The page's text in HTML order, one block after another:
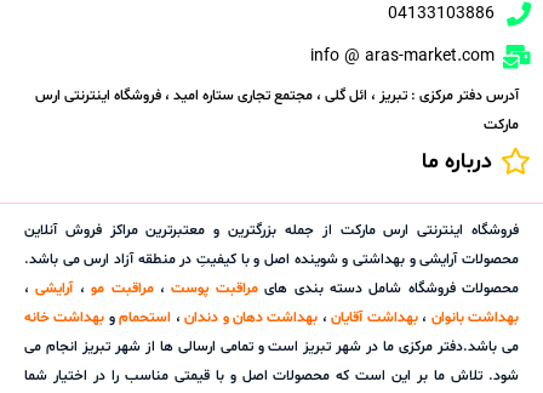
04133103886
info @ aras-market.com
آدرس دفتر مرکزی : تبریز ، ائل گلی ، مجتمع تجاری ستاره امید ، فروشگاه اینترنتی ارس
مارکت
درباره ما
فروشگاه اینترنتی ارس مارکت از جمله بزرگترین و معتبرترین مراکز فروش آنلاین
محصولات آرایشی و بهداشتی و شوینده اصل و با کیفیتِ در منطقه آزاد ارس می باشد.
محصولات فروشگاه شامل دسته بندی هایمراقبت پوست،مراقبت مو،آرایشی،
بهداشت بانوان ،بهداشت آقایان، بهداشت دهان و دندان، استحمامو بهداشت خانه
می باشد.دفتر مرکزی ما در شهر تبریز است و تمامی ارسالی ها از شهر تبریز انجام می
شود. تلاش ما بر این است که محصولات اصل و با قیمتی مناسب را در اختیار شما